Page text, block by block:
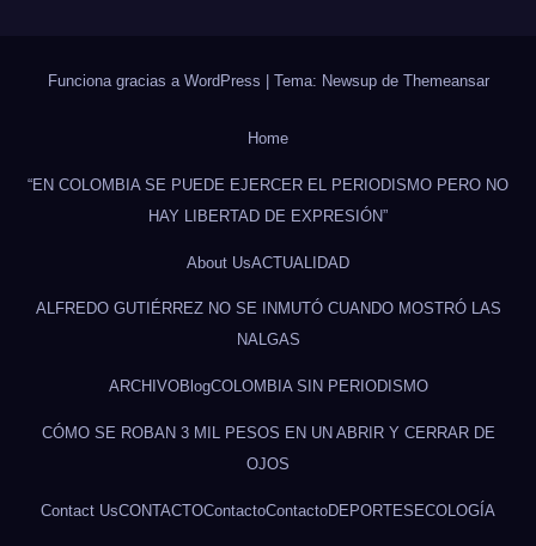
Funciona gracias a WordPress | Tema: Newsup de Themeansar
Home
“EN COLOMBIA SE PUEDE EJERCER EL PERIODISMO PERO NO
HAY LIBERTAD DE EXPRESIÓN”
About UsACTUALIDAD
ALFREDO GUTIÉRREZ NO SE INMUTÓ CUANDO MOSTRÓ LAS
NALGAS
ARCHIVOBlogCOLOMBIA SIN PERIODISMO
CÓMO SE ROBAN 3 MIL PESOS EN UN ABRIR Y CERRAR DE
OJOS
Contact UsCONTACTOContactoContactoDEPORTES ECOLOGÍA